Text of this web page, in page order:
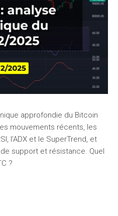
approfondie du Bitcoin
mouvements récents, les
l’ADX et le SuperTrend, et
support et résistance. Quel
?